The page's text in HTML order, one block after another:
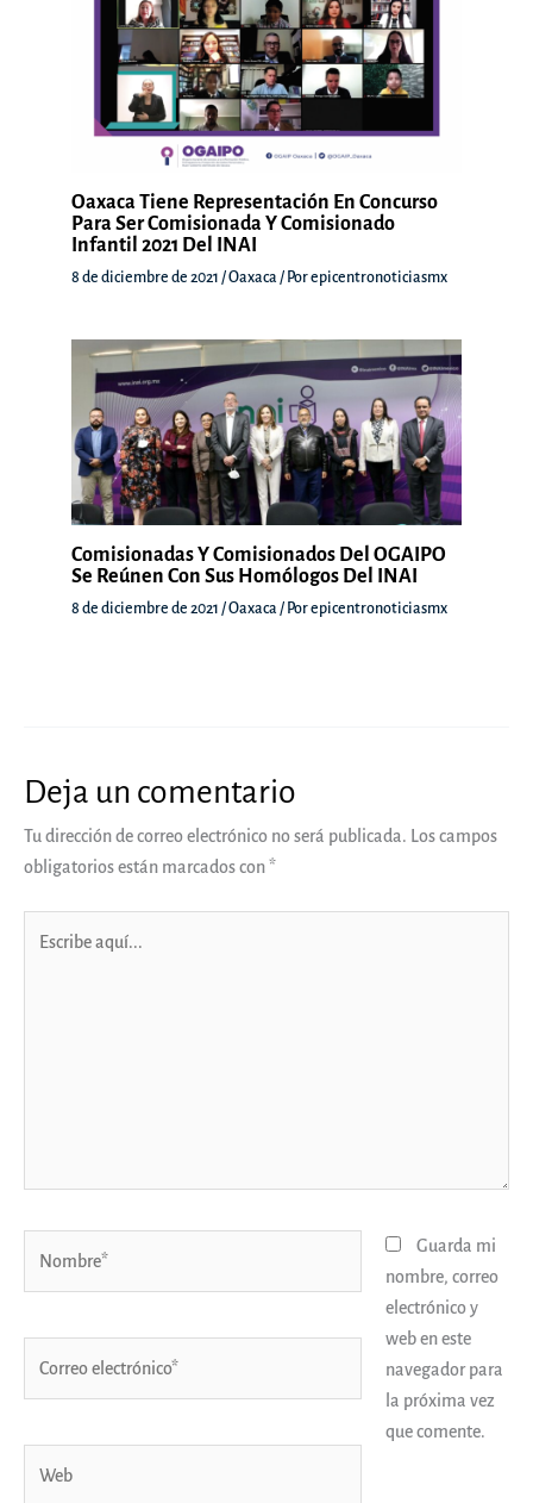
Oaxaca Tiene Representación En Concurso
Para Ser Comisionada Y Comisionado
Infantil 2021 Del INAI
8 de diciembre de 2021 /Oaxaca / Porepicentronoticiasmx
Comisionadas Y Comisionados Del OGAIPO
Se Reúnen Con Sus Homólogos Del INAI
8 de diciembre de 2021 /Oaxaca / Porepicentronoticiasmx
Deja un comentario
Tu dirección de correo electrónico no será publicada. Los campos
obligatorios están marcados con*
Guarda mi
nombre, correo
electrónico y
web en este
navegador para
la próxima vez
que comente.